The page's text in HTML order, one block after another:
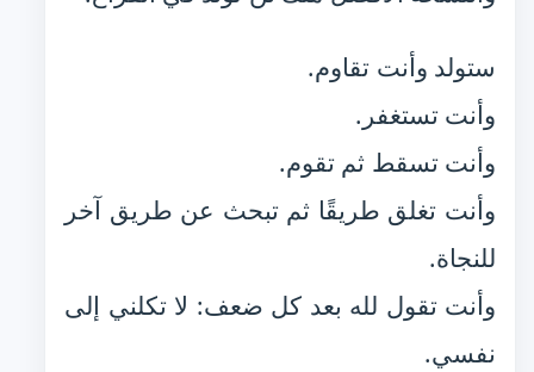
ستولد وأنت تقاوم.
وأنت تستغفر.
وأنت تسقط ثم تقوم.
وأنت تغلق طريقًا ثم تبحث عن طريق آخر
للنجاة.
وأنت تقول لله بعد كل ضعف: لا تكلني إلى
نفسي.